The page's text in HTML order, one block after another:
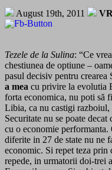
August 19th, 2011 VR
Tezele de la Sulina: “Ce
chestiunea de optiune –
pasul decisiv pentru
a mea cu privire la evolutia
forta economica, nu poti să
Libia, ca nu castigi razboiul,
Securitate nu se poate
cu o economie
diferite in 27 de state nu ne
economic. Si repet teza prin
repede, in urmatorii doi-trei